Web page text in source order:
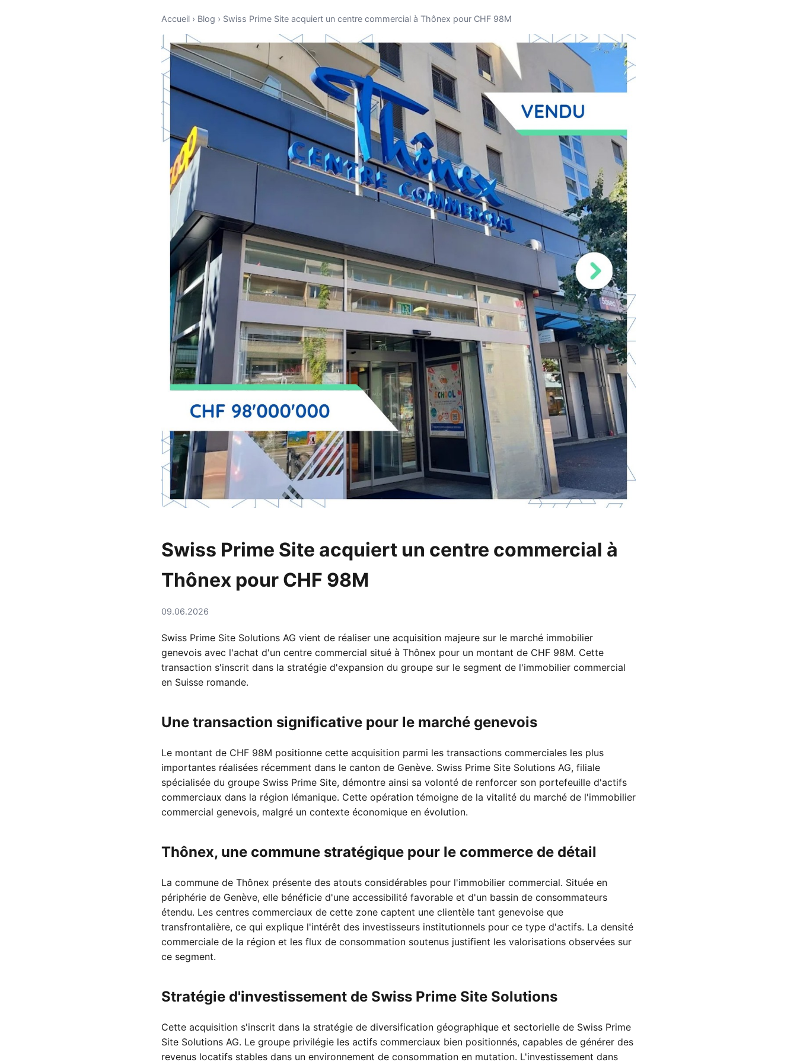
Accueil › Blog › Swiss Prime Site acquiert un centre commercial à Thônex pour CHF 98M
Swiss Prime Site acquiert un centre commercial à
Thônex pour CHF 98M
09.06.2026
Swiss Prime Site Solutions AG vient de réaliser une acquisition majeure sur le marché immobilier
genevois avec l'achat d'un centre commercial situé à Thônex pour un montant de CHF 98M. Cette
transaction s'inscrit dans la stratégie d'expansion du groupe sur le segment de l'immobilier commercial
en Suisse romande.
Une transaction significative pour le marché genevois
Le montant de CHF 98M positionne cette acquisition parmi les transactions commerciales les plus
importantes réalisées récemment dans le canton de Genève. Swiss Prime Site Solutions AG, filiale
spécialisée du groupe Swiss Prime Site, démontre ainsi sa volonté de renforcer son portefeuille d'actifs
commerciaux dans la région lémanique. Cette opération témoigne de la vitalité du marché de l'immobilier
commercial genevois, malgré un contexte économique en évolution.
Thônex, une commune stratégique pour le commerce de détail
La commune de Thônex présente des atouts considérables pour l'immobilier commercial. Située en
périphérie de Genève, elle bénéficie d'une accessibilité favorable et d'un bassin de consommateurs
étendu. Les centres commerciaux de cette zone captent une clientèle tant genevoise que
transfrontalière, ce qui explique l'intérêt des investisseurs institutionnels pour ce type d'actifs. La densité
commerciale de la région et les flux de consommation soutenus justifient les valorisations observées sur
ce segment.
Stratégie d'investissement de Swiss Prime Site Solutions
Cette acquisition s'inscrit dans la stratégie de diversification géographique et sectorielle de Swiss Prime
Site Solutions AG. Le groupe privilégie les actifs commerciaux bien positionnés, capables de générer des
revenus locatifs stables dans un environnement de consommation en mutation. L'investissement dans